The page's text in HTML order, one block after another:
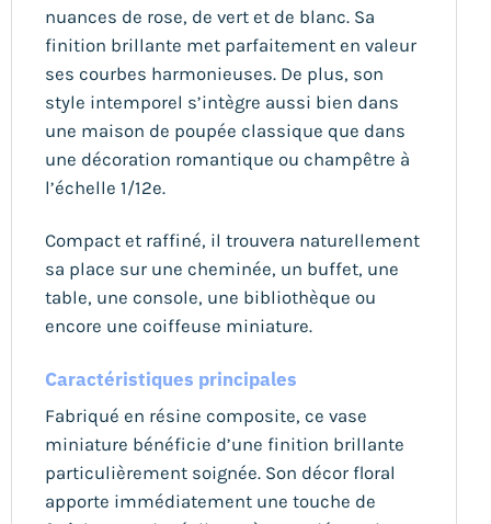
nuances de rose, de vert et de blanc. Sa
finition brillante met parfaitement en valeur
ses courbes harmonieuses. De plus, son
style intemporel s’intègre aussi bien dans
une maison de poupée classique que dans
une décoration romantique ou champêtre à
l’échelle 1/12e.
Compact et raffiné, il trouvera naturellement
sa place sur une cheminée, un buffet, une
table, une console, une bibliothèque ou
encore une coiffeuse miniature.
Caractéristiques principales
Fabriqué en résine composite, ce vase
miniature bénéficie d’une finition brillante
particulièrement soignée. Son décor floral
apporte immédiatement une touche de